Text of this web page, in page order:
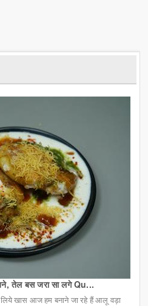
तेल बस जरा सा लगे Qu...
लिये खास आज हम बनाने जा रहे हैं आलू वड़ा